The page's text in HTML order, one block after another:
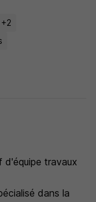
d'équipe travaux
dans la